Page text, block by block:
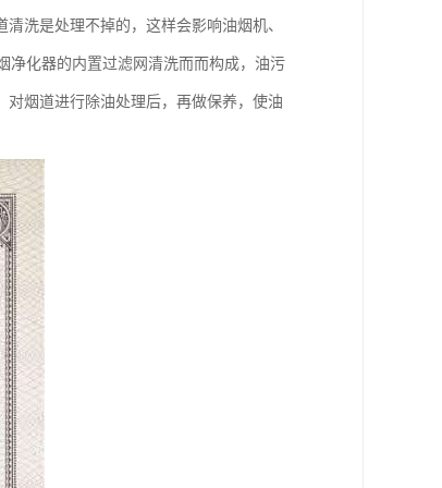
洗是处理不掉的，这样会影响油烟机、
净化器的内置过滤网清洗而而构成，油污
烟道进行除油处理后，再做保养，使油